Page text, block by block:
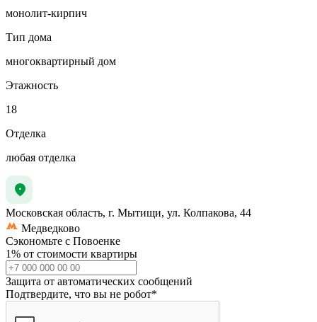
монолит-кирпич
Тип дома
многоквартирный дом
Этажность
18
Отделка
любая отделка
Московская область, г. Мытищи, ул. Колпакова, 44
Медведково
Сэкономьте с Повоенке
1% от стоимости квартиры
Защита от автоматических сообщений
Подтвердите, что вы не робот*